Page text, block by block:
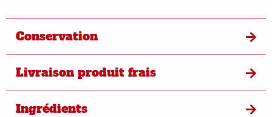
Conservation
Livraison produit frais
Ingrédients